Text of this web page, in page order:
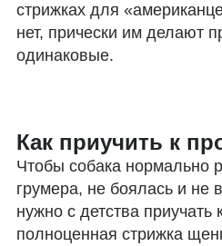
стрижках для
нет, прически им делают
одинаковые.
Как приучить к
Чтобы собака нормально
грумера, не боялась и не
нужно с детства приучать
полноценная стрижка